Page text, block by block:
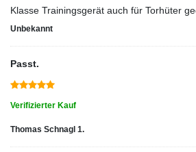
Klasse Trainingsgerät auch für Torhüter
Unbekannt
Passt.
Verifizierter Kauf
Thomas Schnagl 1.